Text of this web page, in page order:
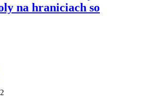
na hraniciach so